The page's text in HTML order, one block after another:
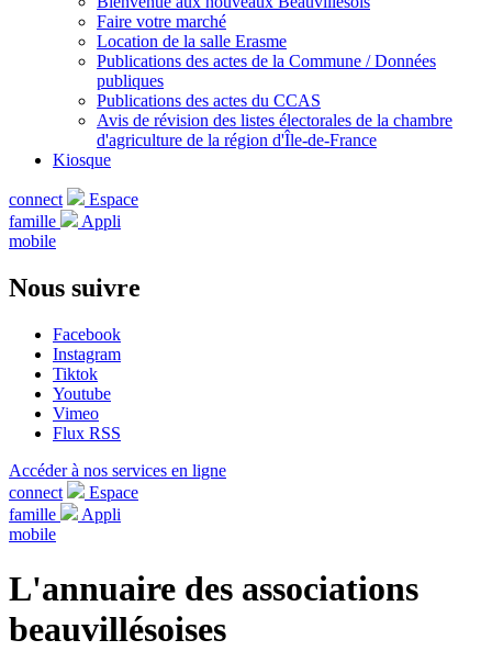
Faire votre marché
Location de la salle Erasme
Publications des actes de la Commune / Données
publiques
Publications des actes du CCAS
Avis de révision des listes électorales de la chambre
d'agriculture de la région d'Île-de-France
Kiosque
connect
Espace
famille
Appli
mobile
Nous suivre
Facebook
Instagram
Tiktok
Youtube
Vimeo
Flux RSS
Accéder à nos services en ligne
connect
Espace
famille
Appli
mobile
L'annuaire des associations
beauvillésoises